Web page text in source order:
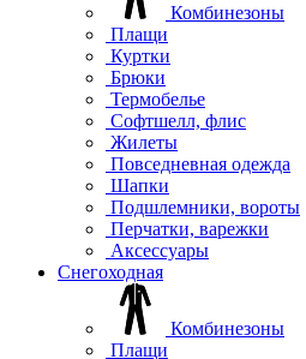
Комбинезоны
Плащи
Куртки
Брюки
Термобелье
Софтшелл, флис
Жилеты
Повседневная одежда
Шапки
Подшлемники, вороты
Перчатки, варежки
Аксессуары
Снегоходная
Комбинезоны
Плащи